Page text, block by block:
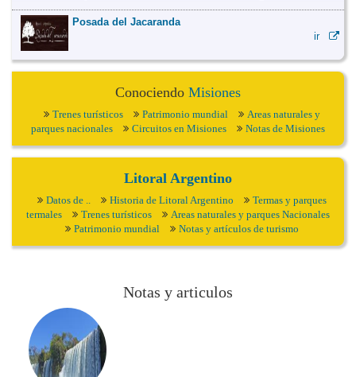
Posada del Jacaranda
ir
Conociendo Misiones
Trenes turísticos Patrimonio mundial
Areas naturales y
parques nacionales
Circuitos en Misiones Notas de Misiones
Litoral Argentino
Datos de .. Historia de Litoral Argentino
Termas y parques
termales
Trenes turísticos
Areas naturales y parques Nacionales
Patrimonio mundial
Notas y artículos de turismo
Notas y articulos